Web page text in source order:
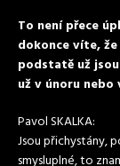
To není přece
dokonce víte,
podstatě už
už v únoru
Pavol SKALKA:
Jsou přichystány,
smysluplné, to